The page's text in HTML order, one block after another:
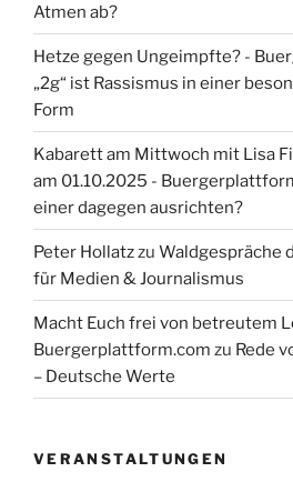
Atmen ab?
Hetze gegen Ungeimpfte? -
„2g“ ist Rassismus in einer
Form
Kabarett am Mittwoch mit Lisa
am 01.10.2025 -
einer dagegen ausrichten?
Peter Hollatzzu Waldgespräche
für Medien & Journalismus
Macht Euch frei von betreutem
Buergerplattform.com zu Rede
– Deutsche Werte
VERANSTALTUNGEN